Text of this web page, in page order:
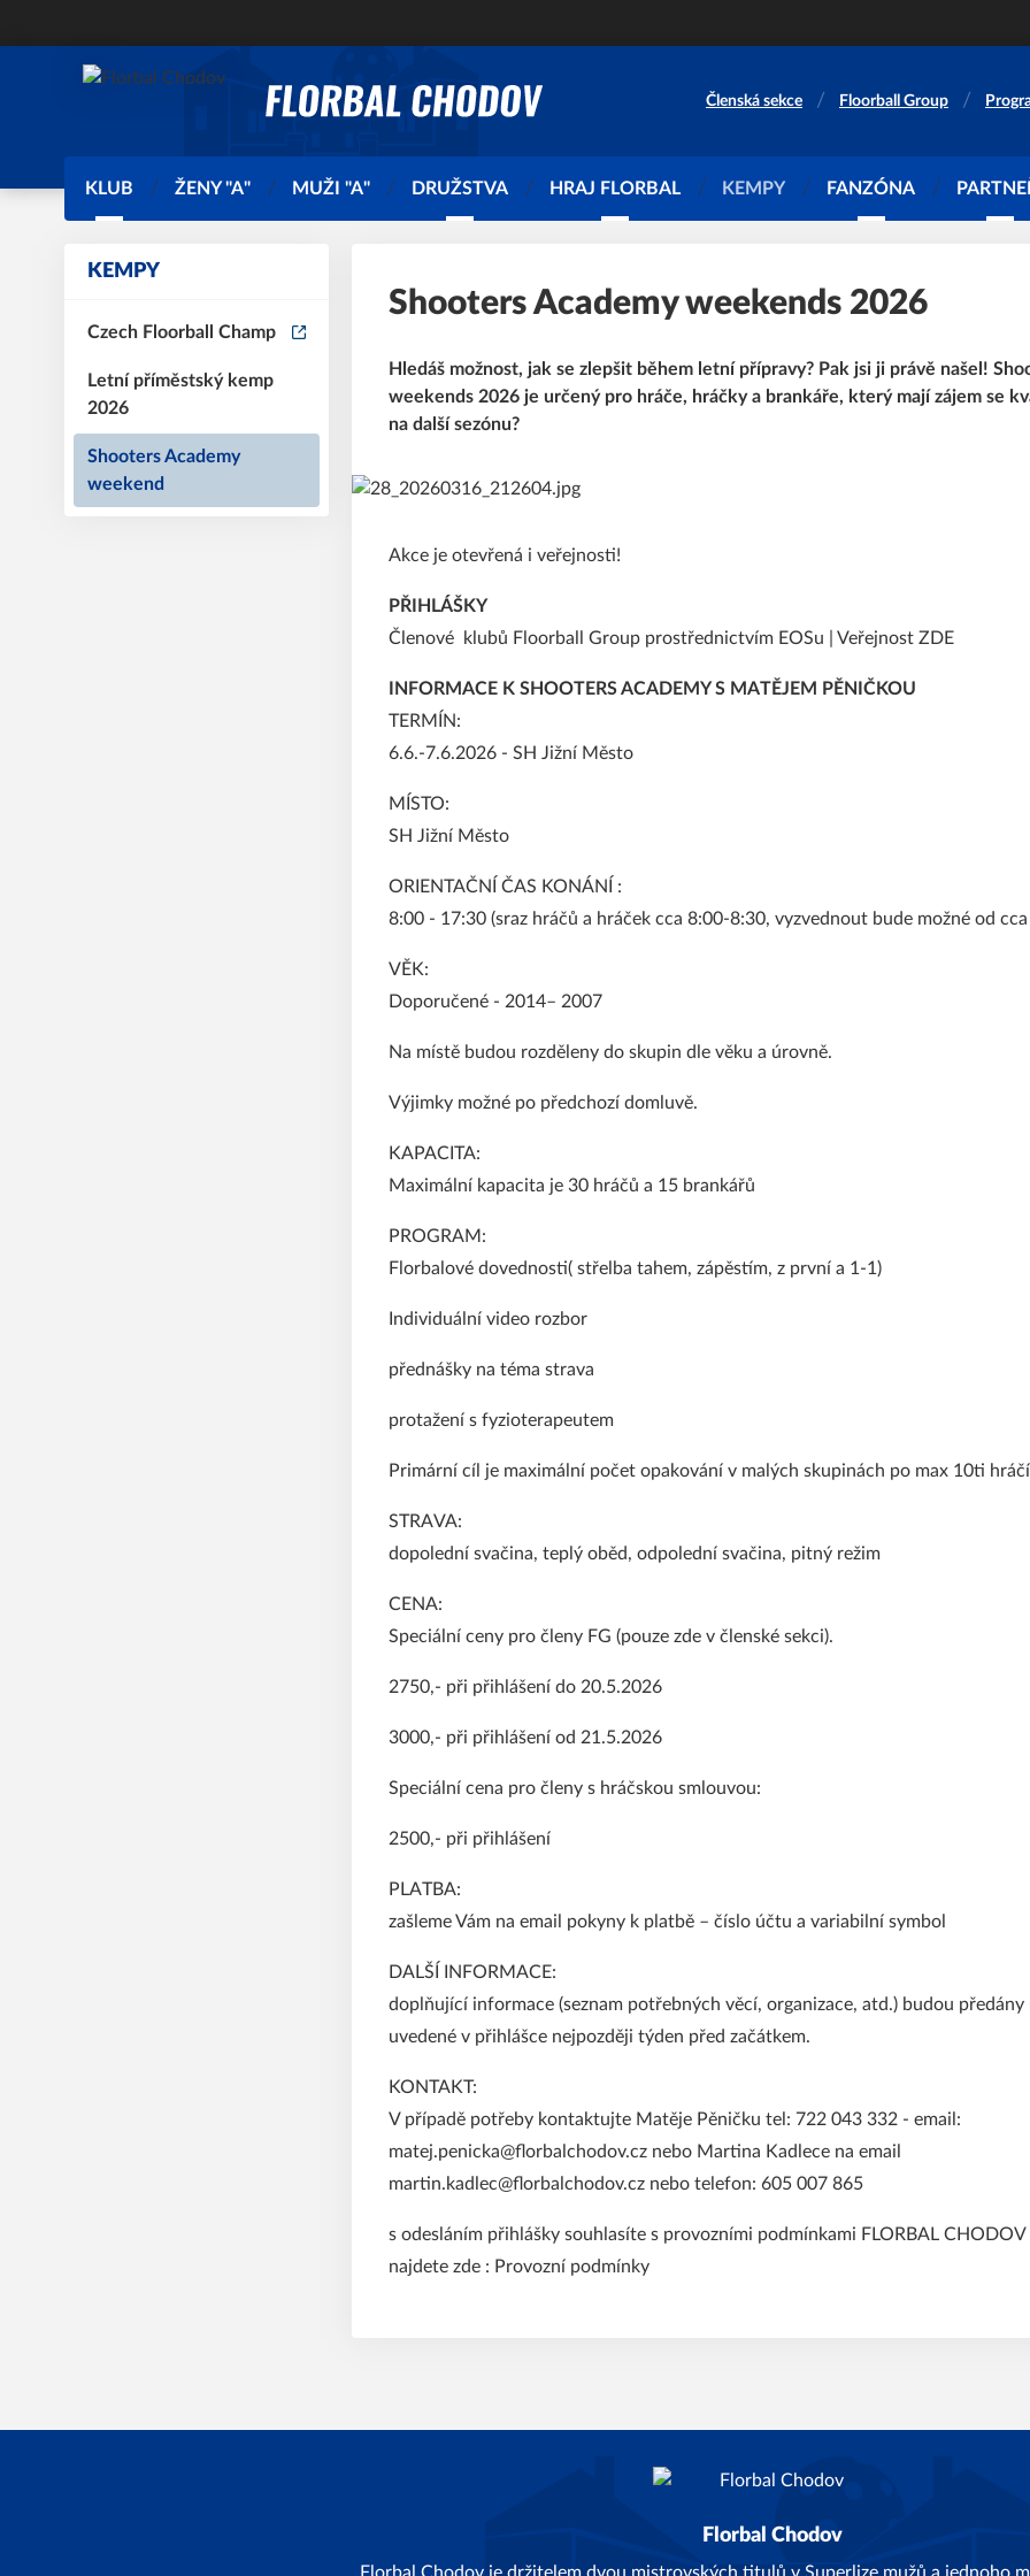
Členská sekce Floorball Group
KLUB ŽENY "A" MUŽI "A" DRUŽSTVA HRAJ FLORBAL KEMPY FANZÓNA
KEMPY
Czech Floorball Champ
Letní příměstský kemp
2026
Shooters Academy
weekend
Shooters Academy weekends 2026
Hledáš možnost, jak se zlepšit během letní přípravy? Pak jsi ji právě našel!
weekends 2026 je určený pro hráče, hráčky a brankáře, který mají zájem se
na další sezónu?
Akce je otevřená i veřejnosti!
PŘIHLÁŠKY
Členové klubů Floorball Group prostřednictvím EOSu | VeřejnostZDE
INFORMACE K SHOOTERS ACADEMY S MATĚJEM PĚNIČKOU
TERMÍN:
6.6.-7.6.2026 - SH Jižní Město
MÍSTO:
SH Jižní Město
ORIENTAČNÍ ČAS KONÁNÍ :
8:00 - 17:30 (sraz hráčů a hráček cca 8:00-8:30, vyzvednout bude možné od
VĚK:
Doporučené - 2014– 2007
Na místě budou rozděleny do skupin dle věku a úrovně.
Výjimky možné po předchozí domluvě.
KAPACITA:
Maximální kapacita je 30 hráčů a 15 brankářů
PROGRAM:
Florbalové dovednosti( střelba tahem, zápěstím, z první a 1-1)
Individuální video rozbor
přednášky na téma strava
protažení s fyzioterapeutem
Primární cíl je maximální počet opakování v malých skupinách po max 10ti
STRAVA:
dopolední svačina, teplý oběd, odpolední svačina, pitný režim
CENA:
Speciální ceny pro členy FG (pouze zde v členské sekci).
2750,- při přihlášení do 20.5.2026
3000,- při přihlášení od 21.5.2026
Speciální cena pro členy s hráčskou smlouvou:
2500,- při přihlášení
PLATBA:
zašleme Vám na email pokyny k platbě – číslo účtu a variabilní symbol
DALŠÍ INFORMACE:
doplňující informace (seznam potřebných věcí, organizace, atd.) budou
uvedené v přihlášce nejpozději týden před začátkem.
KONTAKT:
V případě potřeby kontaktujte Matěje Pěničku tel: 722 043 332 - email:
matej.penicka@florbalchodov.cz nebo Martina Kadlece na email
martin.kadlec@florbalchodov.cz nebo telefon: 605 007 865
s odesláním přihlášky souhlasíte s provozními podmínkami FLORBAL CHODOV
najdete zde : Provozní podmínky
Florbal Chodov